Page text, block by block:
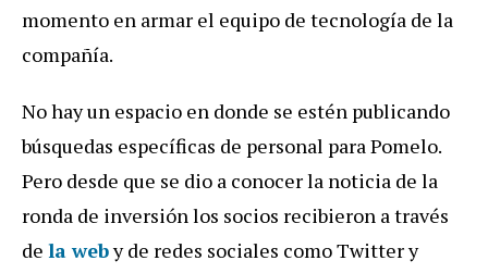
momento en armar el equipo de tecnología de la
compañía.
No hay un espacio en donde se estén publicando
búsquedas específicas de personal para Pomelo.
Pero desde que se dio a conocer la noticia de la
ronda de inversión los socios recibieron a través
de la weby de redes sociales como Twitter y